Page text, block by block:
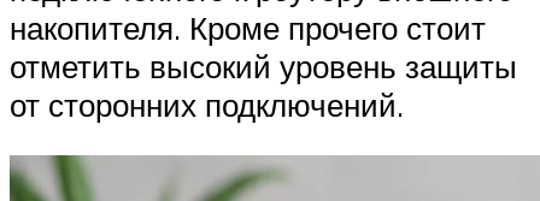
накопителя. Кроме прочего стоит
отметить высокий уровень защиты
от сторонних подключений.